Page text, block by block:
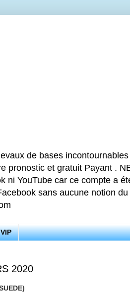
de bases
pronostic et gratuit Payant .
ni YouTube car ce compte a
sans aucune notion
2020